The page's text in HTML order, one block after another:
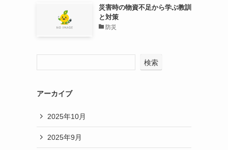
災害時の物資不足から学ぶ教訓
と対策
防災
検索
アーカイブ
2025年10月
2025年9月